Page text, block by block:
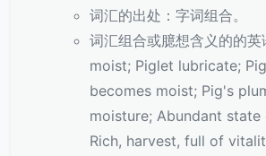
词汇的出处：字词组合。
词汇组合或臆想含义的的
moist; Piglet lubricate;
becomes moist; Pig's
moisture; Abundant
Rich, harvest, full of